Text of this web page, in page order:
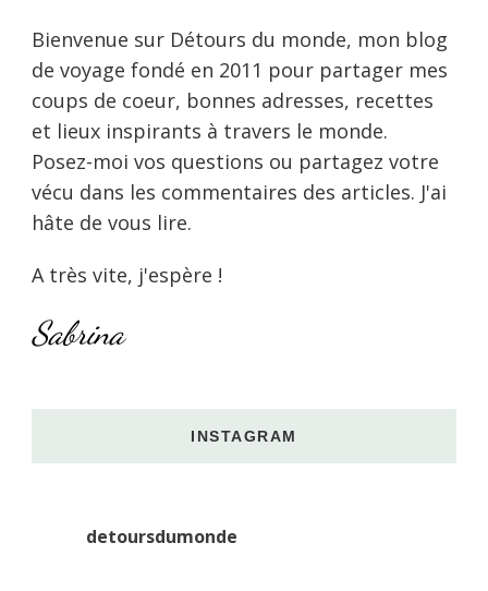
Bienvenue sur Détours du monde, mon blog
de voyage fondé en 2011 pour partager mes
coups de coeur, bonnes adresses, recettes
et lieux inspirants à travers le monde.
Posez-moi vos questions ou partagez votre
vécu dans les commentaires des articles. J'ai
hâte de vous lire.
A très vite, j'espère !
Sabrina
INSTAGRAM
detoursdumonde